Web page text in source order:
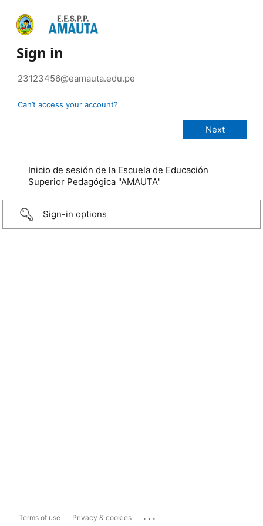
Sign in
Can’t access your account?
Inicio de sesión de la Escuela de Educación
Superior Pedagógica "AMAUTA"
Sign-in options
Terms of use Privacy & cookies ...